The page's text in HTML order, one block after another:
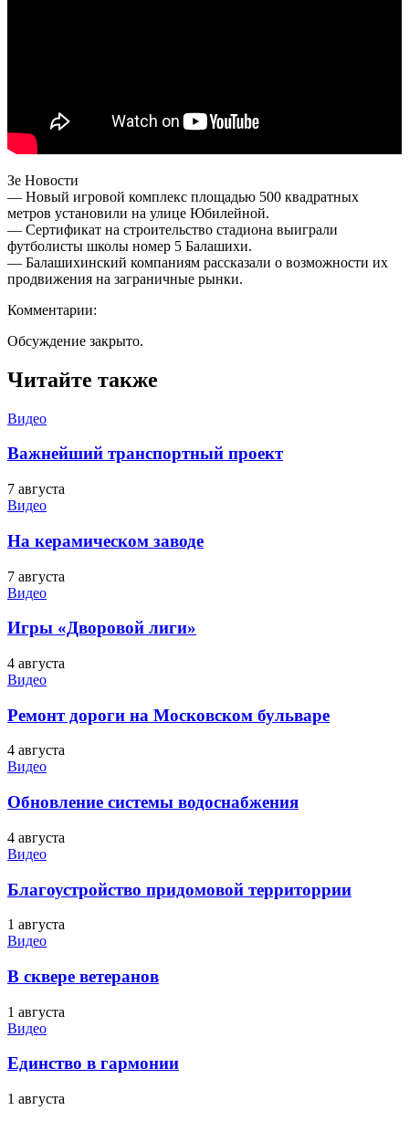
Зе Новости
— Новый игровой комплекс площадью 500 квадратных
метров установили на улице Юбилейной.
— Сертификат на строительство стадиона выиграли
футболисты школы номер 5 Балашихи.
— Балашихинский компаниям рассказали о возможности их
продвижения на заграничные рынки.
Комментарии:
Обсуждение закрыто.
Читайте также
Видео
Важнейший транспортный проект
7 августа
Видео
На керамическом заводе
7 августа
Видео
Игры «Дворовой лиги»
4 августа
Видео
Ремонт дороги на Московском бульваре
4 августа
Видео
Обновление системы водоснабжения
4 августа
Видео
Благоустройство придомовой территоррии
1 августа
Видео
В сквере ветеранов
1 августа
Видео
Единство в гармонии
1 августа